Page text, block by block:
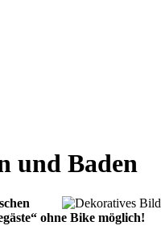
und Baden
ohne Bike möglich!